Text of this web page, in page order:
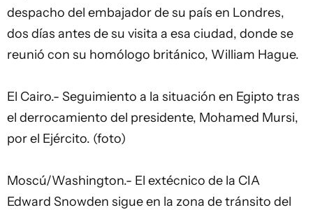
despacho del embajador de su país en Londres,
dos días antes de su visita a esa ciudad, donde se
reunió con su homólogo británico, William Hague.
El Cairo.- Seguimiento a la situación en Egipto tras
el derrocamiento del presidente, Mohamed Mursi,
por el Ejército. (foto)
Moscú/Washington.- El extécnico de la CIA
Edward Snowden sigue en la zona de tránsito del